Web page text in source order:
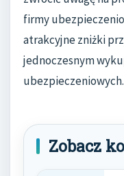
firmy
atrakcyjne zniżki
jednoczesnym
ubezpieczeniowych.
Zobacz